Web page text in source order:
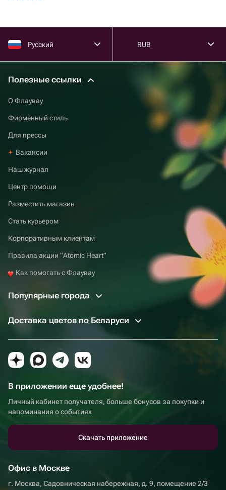
Русский RUB
Полезные ссылки
О Флаувау
Фирменный стиль
Для прессы
Вакансии
Наш журнал
Центр помощи
Разместить магазин
Стать курьером
Корпоративным клиентам
Правила акции “Atomic Heart”
Как помогать с Флаувау
Популярные города
Доставка цветов по Беларуси
В приложении еще удобнее!
Личный кабинет получателя, больше бонусов за покупки и
напоминания о событиях
Скачать приложение
Офис в Москве
г. Москва, Садовническая набережная, д. 9, помещение 2/3